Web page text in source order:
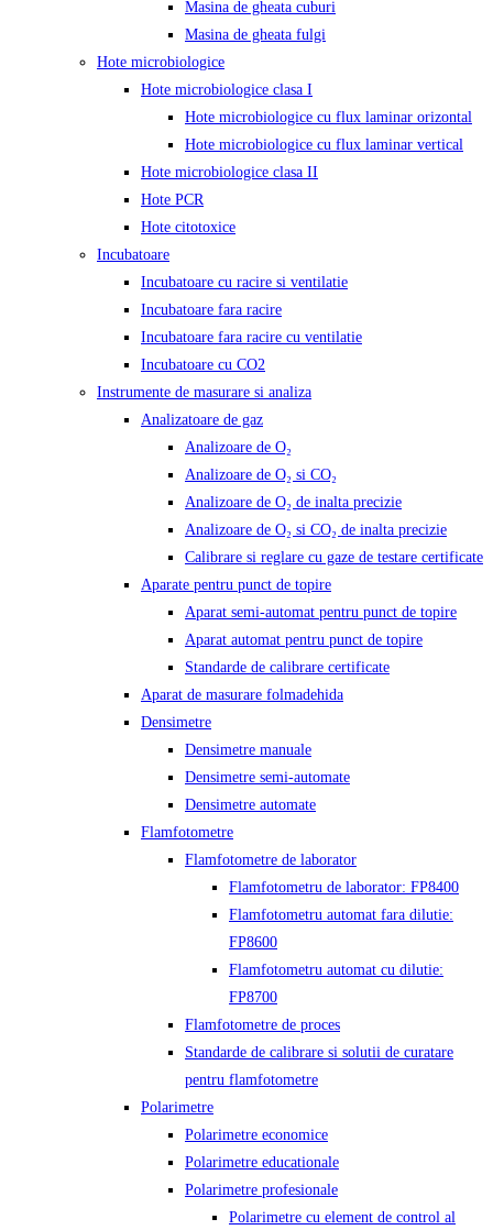
Masina de gheata cuburi
Masina de gheata fulgi
Hote microbiologice
Hote microbiologice clasa I
Hote microbiologice cu flux laminar orizontal
Hote microbiologice cu flux laminar vertical
Hote microbiologice clasa II
Hote PCR
Hote citotoxice
Incubatoare
Incubatoare cu racire si ventilatie
Incubatoare fara racire
Incubatoare fara racire cu ventilatie
Incubatoare cu CO2
Instrumente de masurare si analiza
Analizatoare de gaz
Analizoare de O₂
Analizoare de O₂ si CO₂
Analizoare de O₂ de inalta precizie
Analizoare de O₂ si CO₂ de inalta precizie
Calibrare si reglare cu gaze de testare certificate
Aparate pentru punct de topire
Aparat semi-automat pentru punct de topire
Aparat automat pentru punct de topire
Standarde de calibrare certificate
Aparat de masurare folmadehida
Densimetre
Densimetre manuale
Densimetre semi-automate
Densimetre automate
Flamfotometre
Flamfotometre de laborator
Flamfotometru de laborator: FP8400
Flamfotometru automat fara dilutie:
FP8600
Flamfotometru automat cu dilutie:
FP8700
Flamfotometre de proces
Standarde de calibrare si solutii de curatare
pentru flamfotometre
Polarimetre
Polarimetre economice
Polarimetre educationale
Polarimetre profesionale
Polarimetre cu element de control al